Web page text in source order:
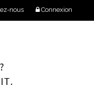
Connexion
nous